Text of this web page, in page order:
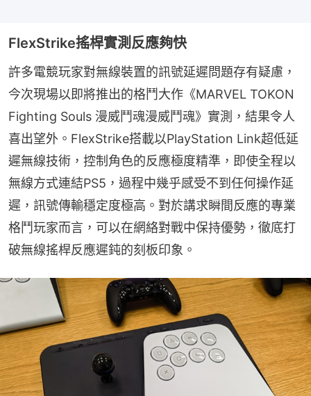
FlexStrike搖桿實測反應夠快
許多電競玩家對無線裝置的訊號延遲問題存有疑慮，
今次現場以即將推出的格鬥大作《MARVEL TOKON
Fighting Souls 漫威鬥魂漫威鬥魂》實測，結果令人
喜出望外。FlexStrike搭載以PlayStation Link超低延
遲無線技術，控制角色的反應極度精準，即使全程以
無線方式連結PS5，過程中幾乎感受不到任何操作延
遲，訊號傳輸穩定度極高。對於講求瞬間反應的專業
格鬥玩家而言，可以在網絡對戰中保持優勢，徹底打
破無線搖桿反應遲鈍的刻板印象。